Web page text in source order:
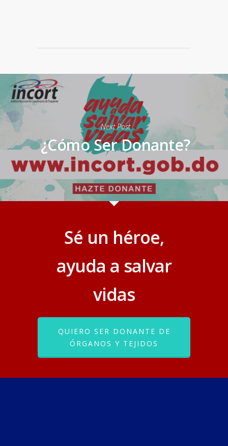
Next Post
¿Cómo Ser Donante?
Sé un héroe,
ayuda a salvar
vidas
QUIERO SER DONANTE DE
ÓRGANOS Y TEJIDOS